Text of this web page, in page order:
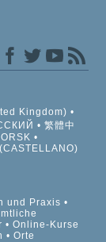
Kingdom)
繁體中
und Praxis
Online-Kurse
Orte